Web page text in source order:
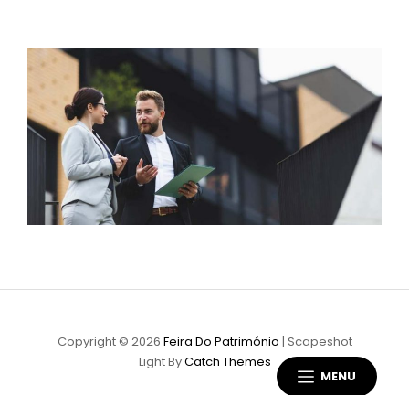
MENU
Copyright © 2026 Feira Do Património | Scapeshot
Light ByCatch Themes